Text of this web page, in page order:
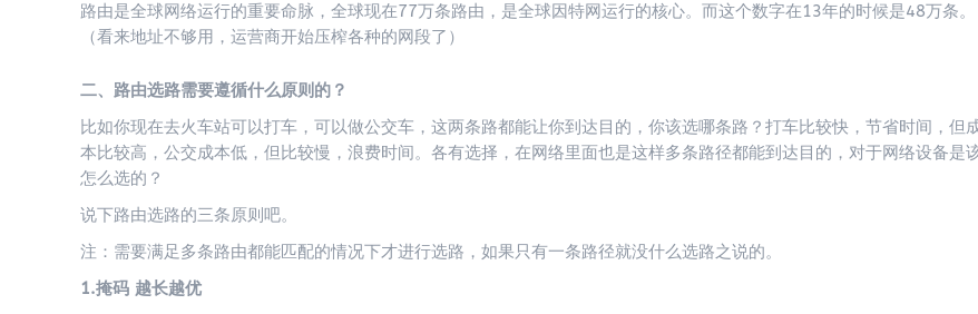
路由是全球网络运行的重要命脉，全球现在77万条路由，是全球因特网运行的核心。而这个数字在13年的时候是48万条。
（看来地址不够用，运营商开始压榨各种的网段了）
二、路由选路需要遵循什么原则的？
比如你现在去火车站可以打车，可以做公交车，这两条路都能让你到达目的，你该选哪条路？打车比较快，节省时间，但
本比较高，公交成本低，但比较慢，浪费时间。各有选择，在网络里面也是这样多条路径都能到达目的，对于网络设备是
怎么选的？
说下路由选路的三条原则吧。
注：需要满足多条路由都能匹配的情况下才进行选路，如果只有一条路径就没什么选路之说的。
1.掩码 越长越优